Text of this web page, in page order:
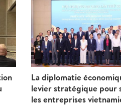
La diplomatie
levier stratégique pour
les entreprises